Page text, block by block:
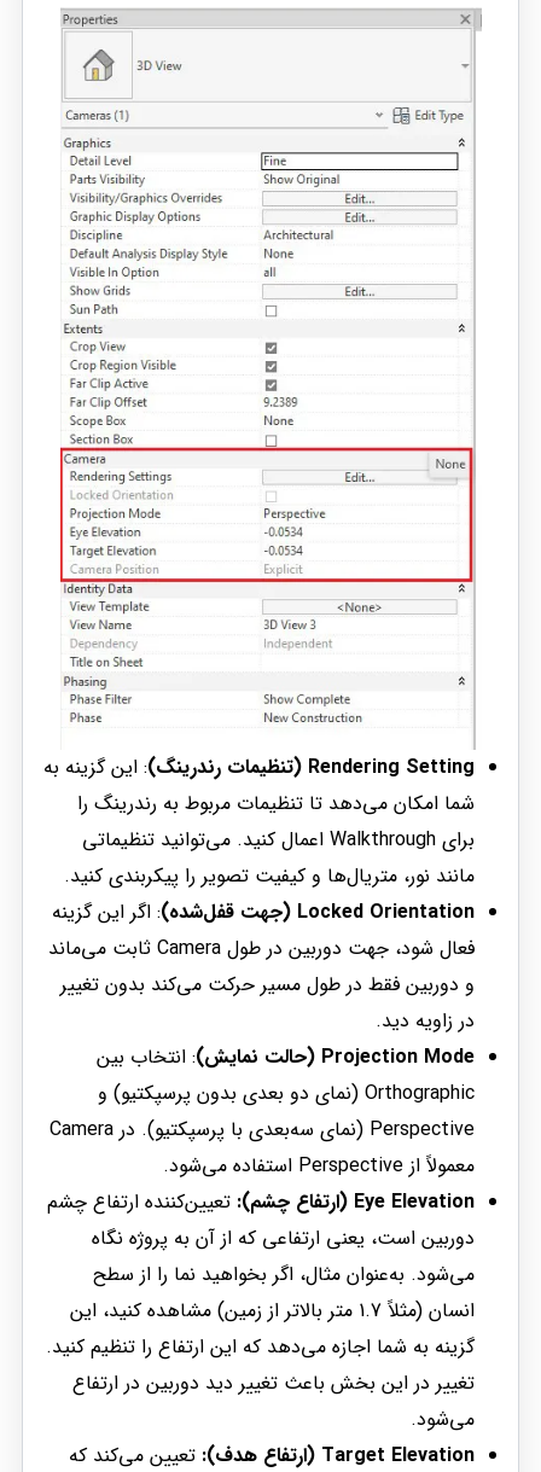
Rendering Setting (تنظیمات رندرینگ)
: این گزینه به
شما امکان می‌دهد تا تنظیمات مربوط به رندرینگ را
برای Walkthrough اعمال کنید. می‌توانید تنظیماتی
مانند نور، متریال‌ها و کیفیت تصویر را پیکربندی کنید.
Locked Orientation (جهت قفل‌شده)
: اگر این گزینه
فعال شود، جهت دوربین در طول Camera ثابت می‌ماند
و دوربین فقط در طول مسیر حرکت می‌کند بدون تغییر
در زاویه دید.
Projection Mode (حالت نمایش)
: انتخاب بین
Orthographic (نمای دو بعدی بدون پرسپکتیو) و
Perspective (نمای سه‌بعدی با پرسپکتیو). در Camera
معمولاً از Perspective استفاده می‌شود.
Eye Elevation (ارتفاع چشم):
تعیین‌کننده ارتفاع چشم
دوربین است، یعنی ارتفاعی که از آن به پروژه نگاه
می‌شود. به‌عنوان مثال، اگر بخواهید نما را از سطح
انسان (مثلاً 1.7 متر بالاتر از زمین) مشاهده کنید، این
گزینه به شما اجازه می‌دهد که این ارتفاع را تنظیم کنید.
تغییر در این بخش باعث تغییر دید دوربین در ارتفاع
می‌شود.
Target Elevation (ارتفاع هدف):
تعیین می‌کند که